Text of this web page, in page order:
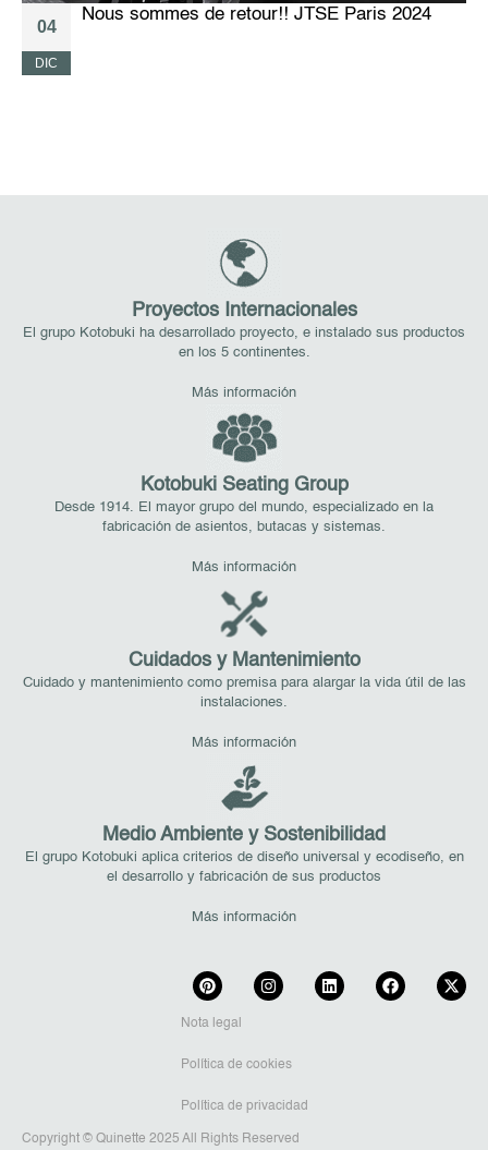
04
DIC
Nous sommes de retour!! JTSE Paris 2024
Proyectos Internacionales
El grupo Kotobuki ha desarrollado proyecto, e instalado sus productos
en los 5 continentes.
Más información
Kotobuki Seating Group
Desde 1914. El mayor grupo del mundo, especializado en la
fabricación de asientos, butacas y sistemas.
Más información
Cuidados y Mantenimiento
Cuidado y mantenimiento como premisa para alargar la vida útil de las
instalaciones.
Más información
Medio Ambiente y Sostenibilidad
El grupo Kotobuki aplica criterios de diseño universal y ecodiseño, en
el desarrollo y fabricación de sus productos
Más información
Copyright © Quinette 2025 All Rights Reserved
Nota legal
Política de cookies
Política de privacidad